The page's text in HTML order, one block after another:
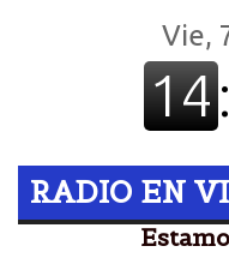
RADIO EN